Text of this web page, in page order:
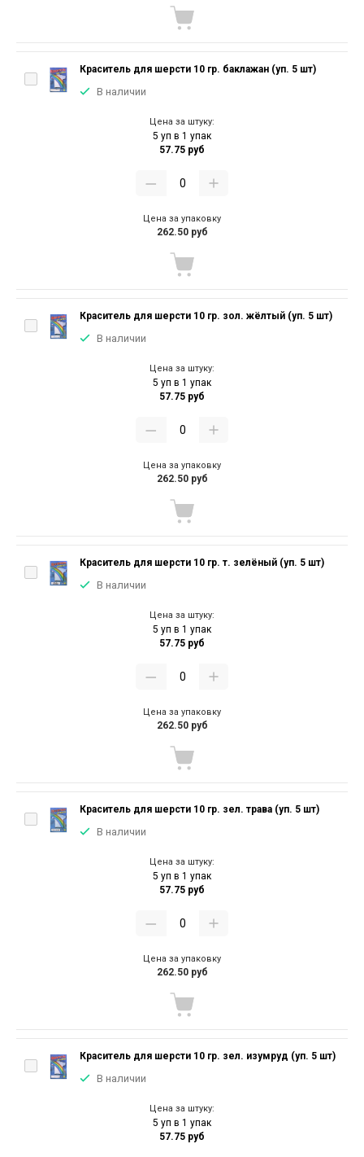
Краситель для шерсти 10 гр. баклажан (уп. 5 шт)
В наличии
Цена за штуку:
5 уп в 1 упак
57.75 руб
Цена за упаковку
262.50 руб
Краситель для шерсти 10 гр. зол. жёлтый (уп. 5 шт)
В наличии
Цена за штуку:
5 уп в 1 упак
57.75 руб
Цена за упаковку
262.50 руб
Краситель для шерсти 10 гр. т. зелёный (уп. 5 шт)
В наличии
Цена за штуку:
5 уп в 1 упак
57.75 руб
Цена за упаковку
262.50 руб
Краситель для шерсти 10 гр. зел. трава (уп. 5 шт)
В наличии
Цена за штуку:
5 уп в 1 упак
57.75 руб
Цена за упаковку
262.50 руб
Краситель для шерсти 10 гр. зел. изумруд (уп. 5 шт)
В наличии
Цена за штуку:
5 уп в 1 упак
57.75 руб